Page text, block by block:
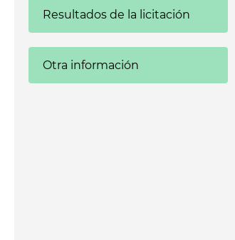
Resultados de la licitación
Otra información